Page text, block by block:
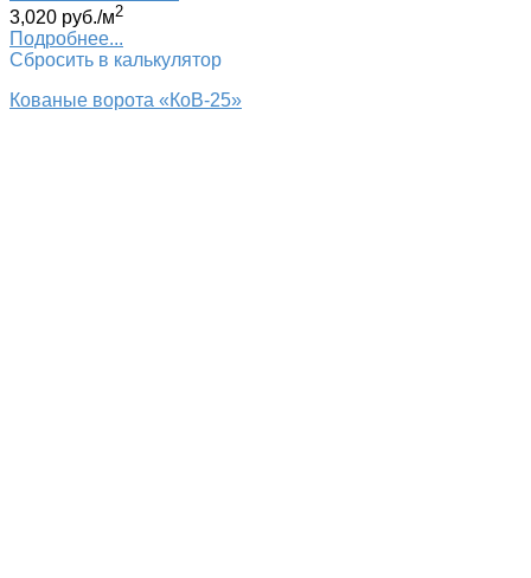
3,020 руб./м2
Подробнее...
Сбросить в калькулятор
Кованые ворота «КоВ-25»